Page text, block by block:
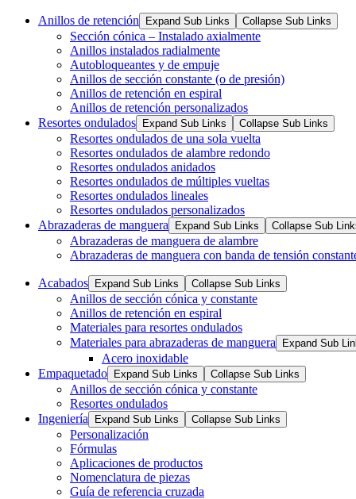
Anillos de retención Expand Sub Links Collapse Sub Links
Sección cónica – Instalado axialmente
Anillos instalados radialmente
Autobloqueantes y de empuje
Anillos de sección constante (o de presión)
Anillos de retención en espiral
Anillos de retención personalizados
Resortes ondulados
Expand Sub Links Collapse Sub Links
Resortes ondulados de una sola vuelta
Resortes ondulados de alambre redondo
Resortes ondulados anidados
Resortes ondulados de múltiples vueltas
Resortes ondulados lineales
Resortes ondulados personalizados
Abrazaderas de manguera
Expand Sub Links Collapse Sub
Abrazaderas de manguera de alambre
Abrazaderas de manguera con banda de tensión
Acabados Expand Sub Links Collapse Sub Links
Anillos de sección cónica y constante
Anillos de retención en espiral
Materiales para resortes ondulados
Materiales para abrazaderas de manguera
Expand Sub
Acero inoxidable
Empaquetado
Expand Sub Links Collapse Sub Links
Anillos de sección cónica y constante
Resortes ondulados
Ingeniería
Expand Sub Links Collapse Sub Links
Personalización
Fórmulas
Aplicaciones de productos
Nomenclatura de piezas
Guía de referencia cruzada